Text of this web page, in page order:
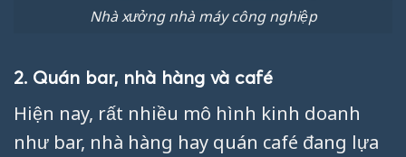
Nhà xưởng nhà máy công nghiệp
2. Quán bar, nhà hàng và café
Hiện nay, rất nhiều mô hình kinh doanh
như bar, nhà hàng hay quán café đang lựa